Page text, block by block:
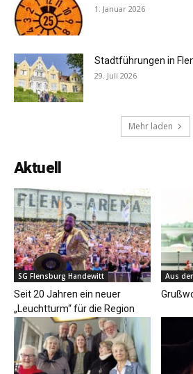
1. Januar 2026
Stadtführungen in
29. Juli 2026
Mehr laden
Aktuell
SG Flensburg Handewitt
Seit 20 Jahren ein neuer
„Leuchtturm“ für die Region
Aus